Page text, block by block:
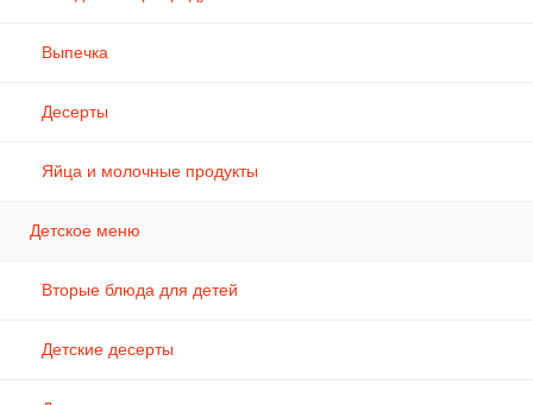
Выпечка
Десерты
Яйца и молочные продукты
Детское меню
Вторые блюда для детей
Детские десерты